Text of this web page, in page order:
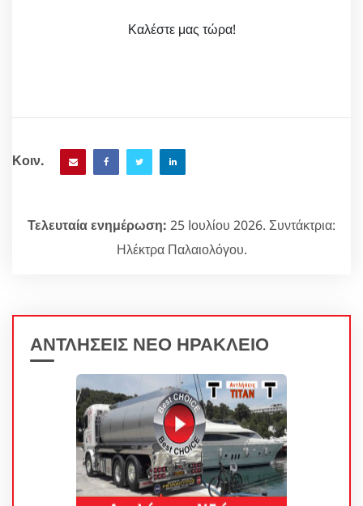
Καλέστε μας τώρα!
Κοιν.
Τελευταία ενημέρωση: 25 Ιουλίου 2026. Συντάκτρια:
Ηλέκτρα Παλαιολόγου.
ΑΝΤΛΗΣΕΙΣ ΝΕΟ ΗΡΑΚΛΕΙΟ